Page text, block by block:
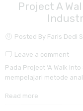
Project A
Posted By Faris Dedi
Leave a comment
Pada Project ‘A Walk
mempelajari metode
Read more